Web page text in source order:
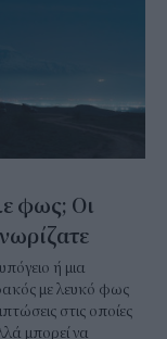
φως; Οι
ή μια
με λευκό φως
στις οποίες
μπορεί να